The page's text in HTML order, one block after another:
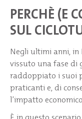
PERCHÈ (E
SUL
Negli ultimi anni, in
vissuto una fase di
raddoppiato i suoi
praticanti e, di
l’impatto